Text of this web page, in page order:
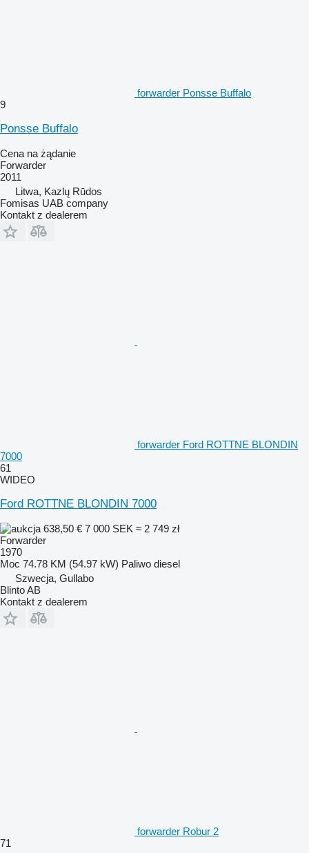
forwarder Ponsse Buffalo
9
Ponsse Buffalo
Cena na żądanie
Forwarder
2011
Litwa, Kazlų Rūdos
Fomisas UAB company
Kontakt z dealerem
forwarder Ford ROTTNE BLONDIN
7000
61
WIDEO
Ford ROTTNE BLONDIN 7000
638,50 € 7 000 SEK ≈ 2 749 zł
Forwarder
1970
Moc 74.78 KM (54.97 kW) Paliwo diesel
Szwecja, Gullabo
Blinto AB
Kontakt z dealerem
forwarder Robur 2
71